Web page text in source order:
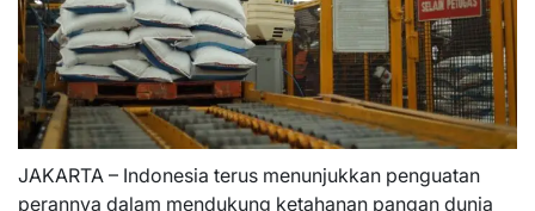
JAKARTA – Indonesia terus menunjukkan penguatan
perannya dalam mendukung ketahanan pangan dunia